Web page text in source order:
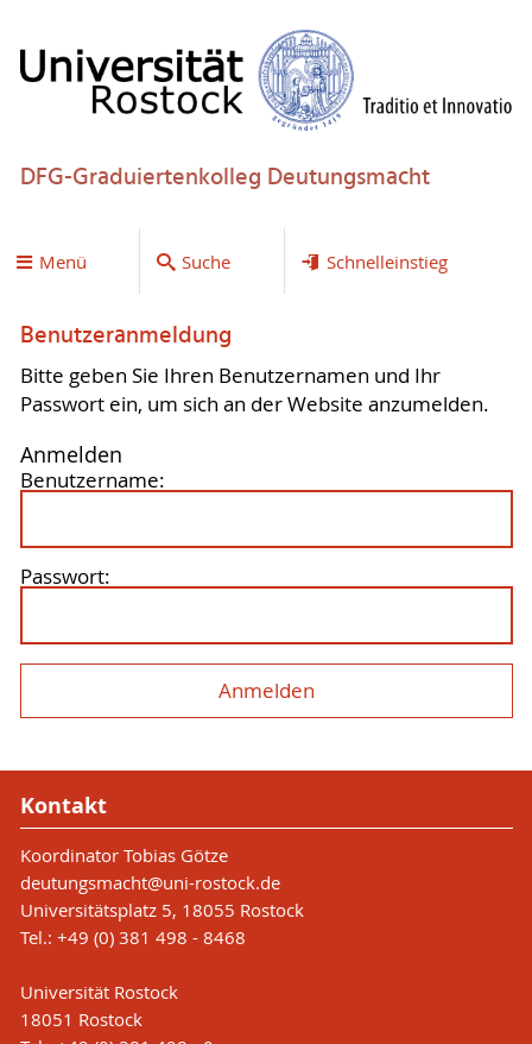
DFG-Graduiertenkolleg Deutungsmacht
Menü Suche Schnelleinstieg
Benutzeranmeldung
Bitte geben Sie Ihren Benutzernamen und Ihr
Passwort ein, um sich an der Website anzumelden.
Anmelden
Benutzername:
Passwort:
Kontakt
Koordinator Tobias Götze
deutungsmacht@uni-rostock.de
Universitätsplatz 5, 18055 Rostock
Tel.: +49 (0) 381 498 - 8468
Universität Rostock
18051 Rostock